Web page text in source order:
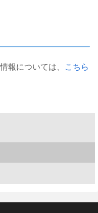
報については、
こちら